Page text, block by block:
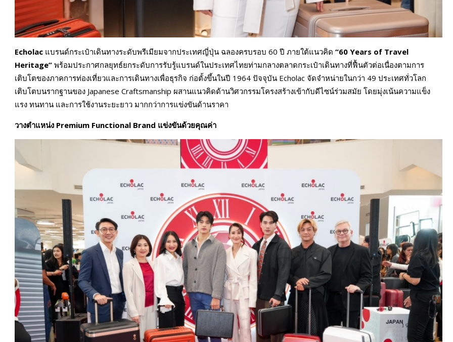
Echolac แบรนด์กระเป๋าเดินทางระดับพรีเมียมจากประเทศญี่ปุ่น ฉลองครบรอบ 60 ปี ภายใต้แนวคิด “60 Years of Travel
Heritage” พร้อมประกาศกลยุทธ์ยกระดับการรับรู้แบรนด์ในประเทศไทยท่ามกลางตลาดกระเป๋าเดินทางที่ฟื้นตัวต่อเนื่องตามการ
เติบโตของภาคการท่องเที่ยวและการเดินทางเพื่อธุรกิจ ก่อตั้งขึ้นในปี 1964 ปัจจุบัน Echolac จัดจำหน่ายในกว่า 49 ประเทศทั่วโลก
เติบโตบนรากฐานของ Japanese Craftsmanship ผสานแนวคิดด้านวิศวกรรมโครงสร้างเข้ากับดีไซน์ร่วมสมัย โดยมุ่งเน้นความแข็ง
แรง ทนทาน และการใช้งานระยะยาว มากกว่าการแข่งขันด้านราคา
วางตำแหน่ง Premium Functional Brand แข่งขันด้วยคุณค่า